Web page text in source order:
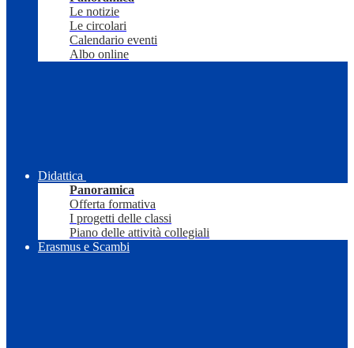
Le notizie
Le circolari
Calendario eventi
Albo online
Didattica
Panoramica
Offerta formativa
I progetti delle classi
Piano delle attività collegiali
Erasmus e Scambi